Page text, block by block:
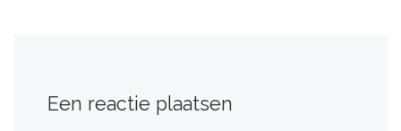
Een reactie plaatsen